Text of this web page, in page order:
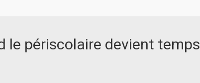
le périscolaire devient temps